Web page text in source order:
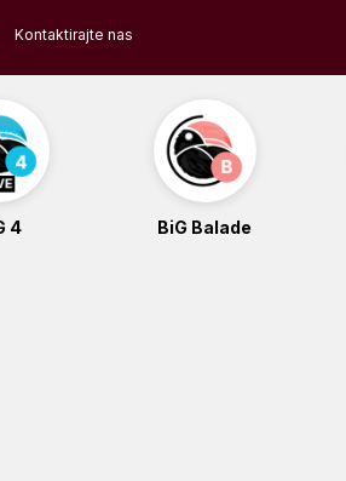
Kontaktirajte nas
4 BiG Balade